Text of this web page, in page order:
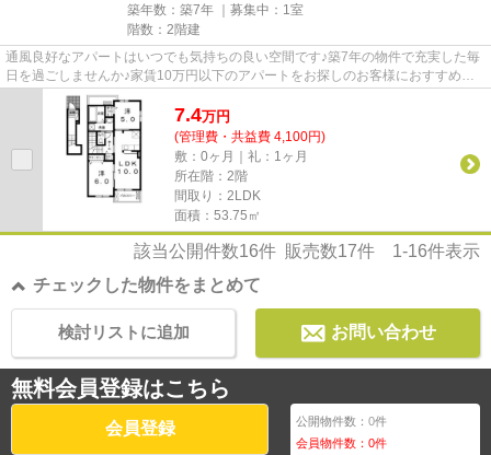
築年数：築7年 ｜募集中： 1室
階数：2階建
通風良好なアパートはいつでも気持ちの良い空間です♪築7年の物件で充実した毎
日を過ごしませんか♪家賃10万円以下のアパートをお探しのお客様におすすめの
物件です♪「アニバーサリー」...
7.4万円
(管理費・共益費 4,100円)
敷：0ヶ月｜礼：1ヶ月
所在階：2階
間取り：2LDK
面積：53.75㎡
該当公開件数16件 販売数17件 1-16件表示
チェックした物件をまとめて
お問い合わせ
検討リストに追加
無料会員登録はこちら
会員登録 公開物件数：0件
会員物件数：0件